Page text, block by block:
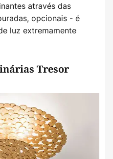
através das
opcionais - é
luz extremamente
Tresor